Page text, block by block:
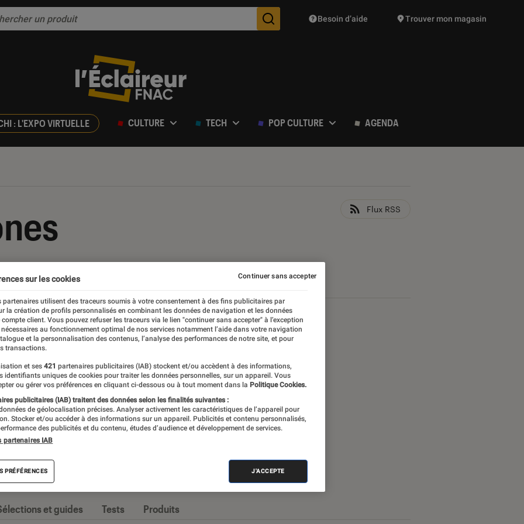
Des suggestions de produits vont vous être proposées
Besoin d’aide Trouver mon magasin
: L'EXPO VIRTUELLE CULTURE TECH POP CULTURE AGENDA
Flux RSS
Constructeurs Smartphones Android
imposé comme l’appareil high-tech par
et tests d’appareils, l’Éclaireur Fnac
quand vient le moment de changer
et guides Tests Produits
sur les cookies
partenaires utilisent des traceurs soumis à votre consentement à des fins publicitaires par
la création de profils personnalisés en combinant les données de navigation et les données
compte client. Vous pouvez refuser les traceurs via le lien "continuer sans accepter" à l’exception
au fonctionnement optimal de nos services notamment l’aide dans votre navigation
et la personnalisation des contenus, l’analyse des performances de notre site, et pour
transactions.
et ses 421 partenaires publicitaires (IAB) stockent et/ou accèdent à des informations,
identifiants uniques de cookies pour traiter les données personnelles, sur un appareil. Vous
ou gérer vos préférences en cliquant ci-dessous ou à tout moment dans la Politique Cookies.
publicitaires (IAB) traitent des données selon les finalités suivantes :
de géolocalisation précises. Analyser activement les caractéristiques de l’appareil pour
Stocker et/ou accéder à des informations sur un appareil. Publicités et contenu personnalisés,
des publicités et du contenu, études d’audience et développement de services.
partenaires IAB
PRÉFÉRENCES J'ACCEPTE
Continuer sans accepter